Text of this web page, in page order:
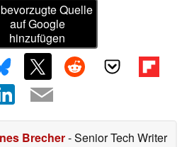
Quelle
auf Google
hinzufügen
Brecher- Senior Tech Writer